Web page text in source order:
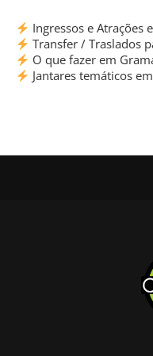
Ingressos e Atrações
Transfer / Traslados
O que fazer em
Jantares temáticos